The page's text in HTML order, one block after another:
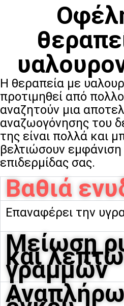
Η θεραπεία με
προτιμηθεί από
αναζητούν μια
αναζωογόνησης του
της είναι πολλά και
βελτιώσουν εμφάνιση
επιδερμίδας σας.
Βαθιά
Επαναφέρει την
Μείωση
και
γραμμών